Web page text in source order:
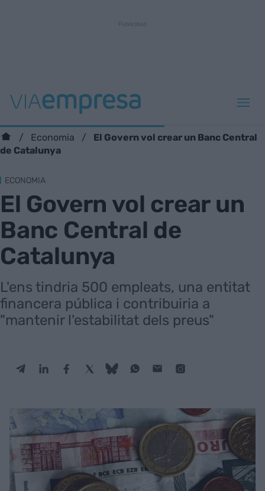
Economia
El Govern vol crear un Banc Central
de Catalunya
ECONOMIA
El Govern vol crear un
Banc Central de
Catalunya
L'ens tindria 500 empleats, una entitat
financera pública i contribuiria a
"mantenir l'estabilitat dels preus"